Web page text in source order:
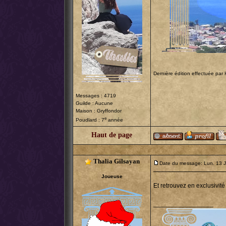
Messages : 4719
Guilde : Aucune
Maison : Gryffondor
Poudlard : 7e année
Dernière édition effectuée par
Haut de page
Thalia Gilsayan
Joueuse
Date du message: Lun. 13
Et retrouvez en exclusivité
_________________